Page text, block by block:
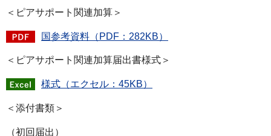
＜ピアサポート関連加算＞
国参考資料（PDF：282KB）
＜ピアサポート関連加算届出書様式＞
様式（エクセル：45KB）
＜添付書類＞
（初回届出）